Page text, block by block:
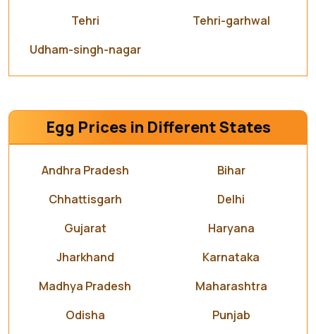
Tehri
Tehri-garhwal
Udham-singh-nagar
Egg Prices in Different States
Andhra Pradesh
Bihar
Chhattisgarh
Delhi
Gujarat
Haryana
Jharkhand
Karnataka
Madhya Pradesh
Maharashtra
Odisha
Punjab